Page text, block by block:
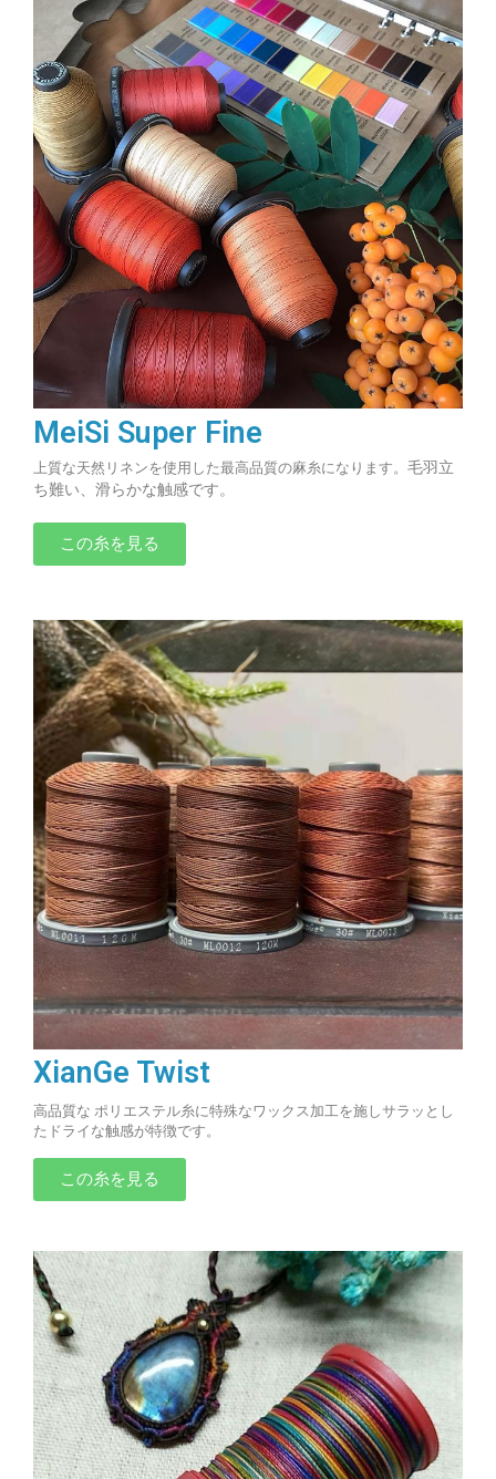
MeiSi Super Fine
上質な天然リネンを使用した最高品質の麻糸になります。 毛羽立
ち難い、滑らかな触感です。
この糸を見る
XianGe Twist
高品質な ポリエステル糸に特殊なワックス加工を施しサラッとし
たドライな触感が特徴です。
この糸を見る